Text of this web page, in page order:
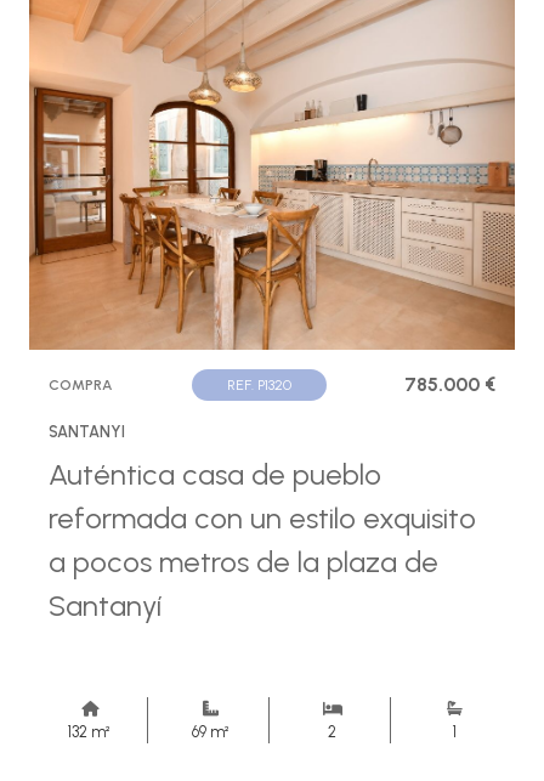
COMPRA REF. P1320 785.000 €
SANTANYI
Auténtica casa de pueblo
reformada con un estilo exquisito
a pocos metros de la plaza de
Santanyí
132 m² 69 m² 2 1